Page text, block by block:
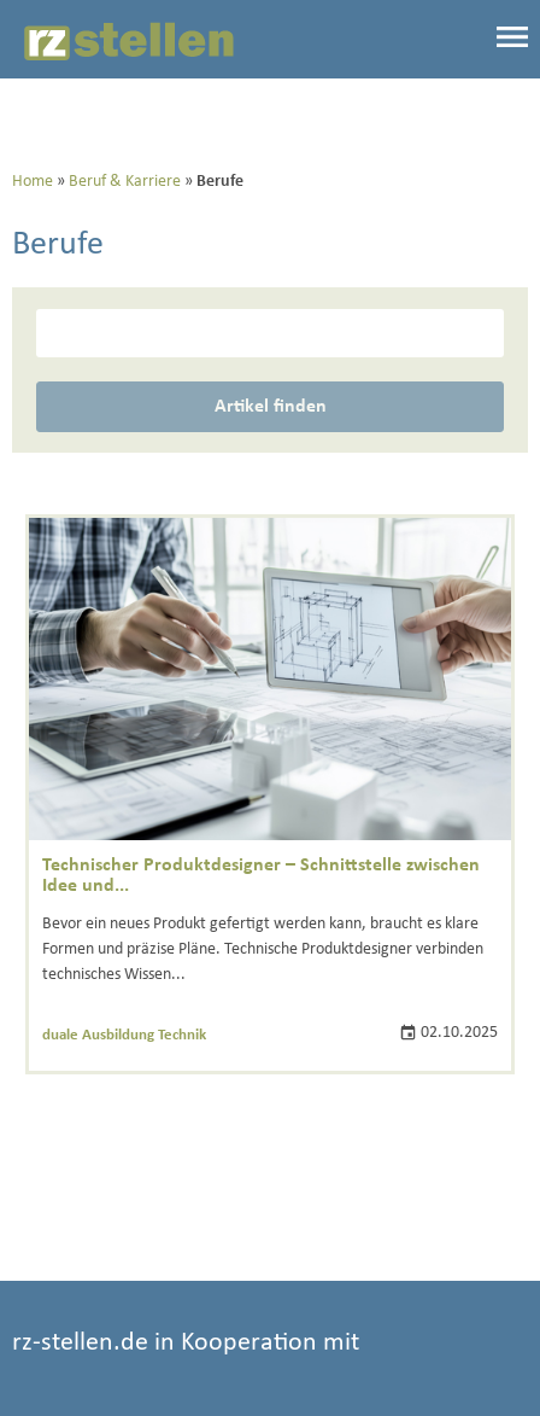
Home Beruf & Karriere Berufe
Berufe
Artikel finden
Technischer Produktdesigner – Schnittstelle zwischen
Idee und...
Bevor ein neues Produkt gefertigt werden kann, braucht es klare
Formen und präzise Pläne. Technische Produktdesigner verbinden
technisches Wissen...
duale Ausbildung Technik 02.10.2025
rz-stellen.de in Kooperation mit